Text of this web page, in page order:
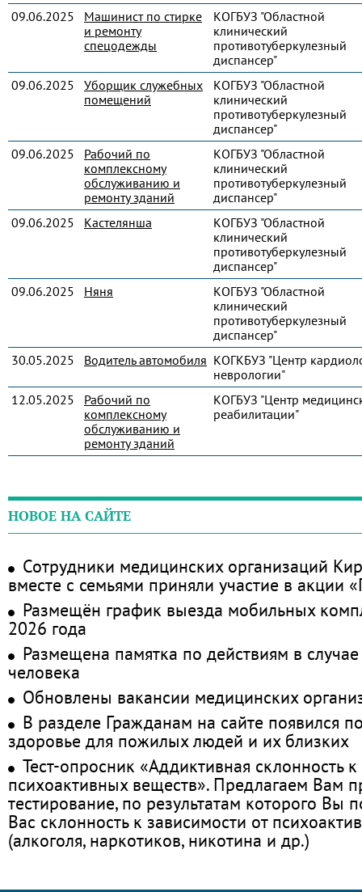
09.06.2025
Машинист по стирке
и ремонту
спецодежды
КОГБУЗ "Областной
клинический
противотуберкулезный
диспансер"
09.06.2025
Уборщик служебных
помещений
КОГБУЗ "Областной
клинический
противотуберкулезный
диспансер"
09.06.2025
Рабочий по
комплексному
обслуживанию и
ремонту зданий
КОГБУЗ "Областной
клинический
противотуберкулезный
диспансер"
09.06.2025
Кастелянша
КОГБУЗ "Областной
клинический
противотуберкулезный
диспансер"
09.06.2025
Няня
КОГБУЗ "Областной
клинический
противотуберкулезный
диспансер"
30.05.2025
Водитель автомобиля КОГКБУЗ "Центр
неврологии"
12.05.2025
Рабочий по
комплексному
обслуживанию и
ремонту зданий
КОГБУЗ "Центр
реабилитации"
НОВОЕ НА САЙТЕ
Сотрудники медицинских организаций
вместе с семьями приняли участие в акции
Размещён график выезда мобильных
2026 года
Размещена памятка по действиям в
человека
Обновлены вакансии медицинских
В разделе Гражданам на сайте появился
здоровье для пожилых людей и их близких
Тест-опросник «Аддиктивная склонность
психоактивных веществ». Предлагаем Вам
тестирование, по результатам которого Вы
Вас склонность к зависимости от
(алкоголя, наркотиков, никотина и др.)